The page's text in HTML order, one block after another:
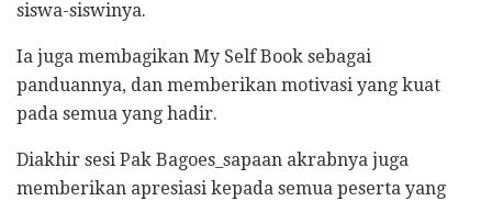
siswa-siswinya.
Ia juga membagikan My Self Book sebagai
panduannya, dan memberikan motivasi yang kuat
pada semua yang hadir.
Diakhir sesi Pak Bagoes_sapaan akrabnya juga
memberikan apresiasi kepada semua peserta yang